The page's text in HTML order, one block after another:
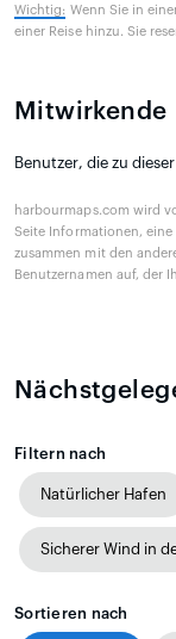
Wichtig: Wenn Sie in
einer Reise hinzu. Sie
Mitwirkende
Benutzer, die zu
harbourmaps.com wird
Seite Informationen,
zusammen mit den
Benutzernamen auf, der
Filtern nach
Natürlicher Hafen
Sicherer Wind in
Sortieren nach